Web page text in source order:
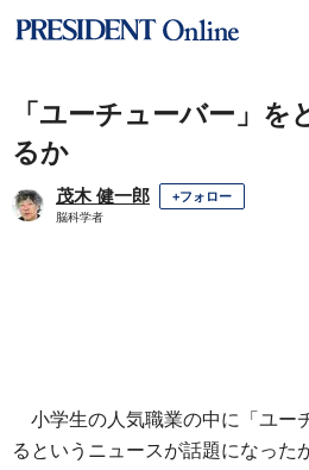
「ユーチューバー」
るか
茂木 健一郎 +フォロー
脳科学者
小学生の人気職業の中に「ユー
るというニュースが話題になった